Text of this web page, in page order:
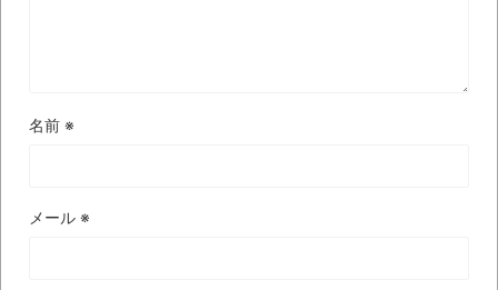
名前 ※
メール ※